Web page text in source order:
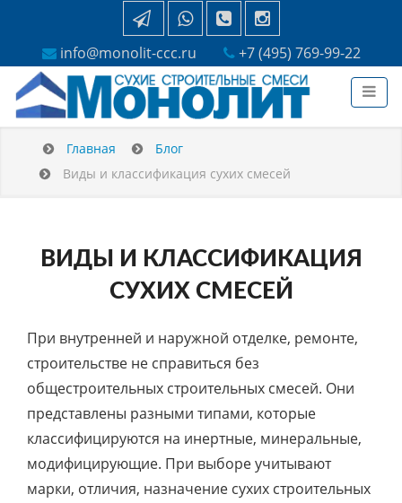
info@monolit-ccc.ru +7 (495) 769-99-22
Главная
Блог
Виды и классификация сухих смесей
ВИДЫ И КЛАССИФИКАЦИЯ
СУХИХ СМЕСЕЙ
При внутренней и наружной отделке, ремонте,
строительстве не справиться без
общестроительных строительных смесей. Они
представлены разными типами, которые
классифицируются на инертные, минеральные,
модифицирующие. При выборе учитывают
марки, отличия, назначение сухих строительных